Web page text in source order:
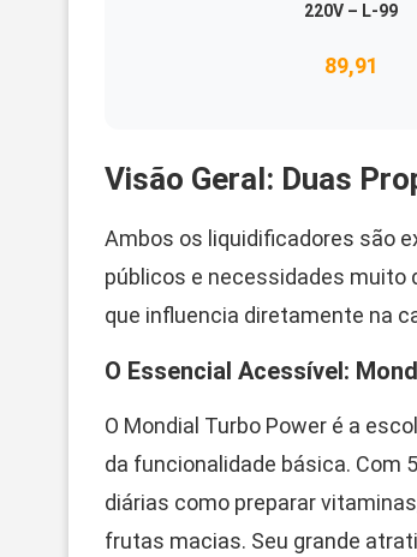
220V – L-99
89,91
Visão Geral: Duas
Ambos os liquidificadores são
públicos e necessidades muito
que influencia diretamente na
O Essencial Acessível:
O Mondial Turbo Power é a
da funcionalidade básica. Com
diárias como preparar
frutas macias. Seu grande